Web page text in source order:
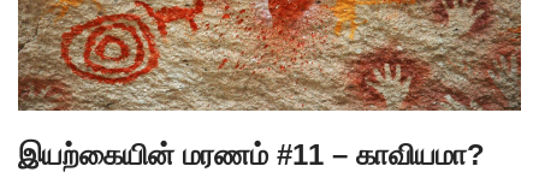
இயற்கையின் மரணம் #11 – காவியமா?